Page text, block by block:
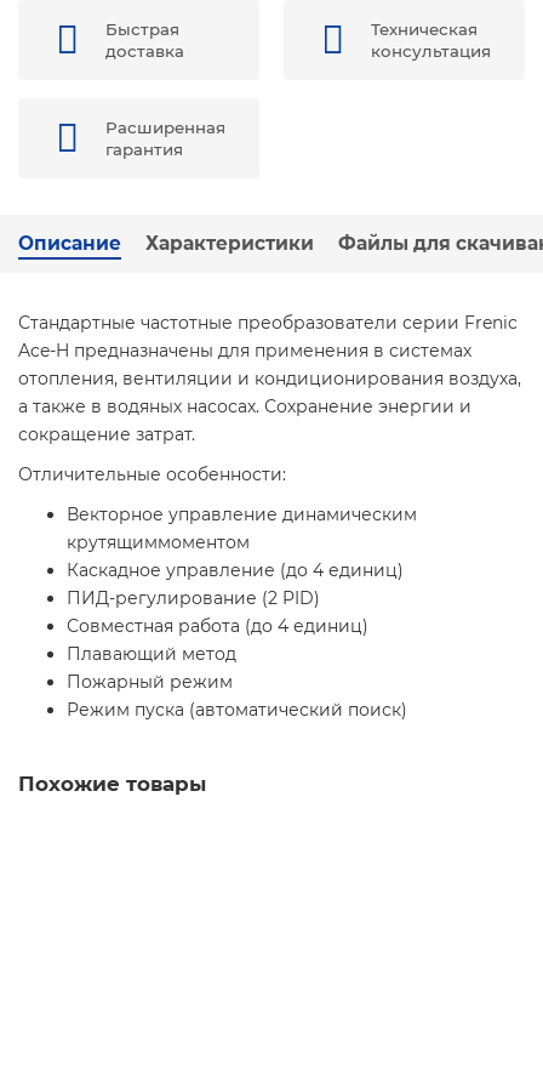
Быстрая
доставка
Техническая
консультация
Расширенная
гарантия
Описание Характеристики Файлы для
Стандартные частотные преобразователи серии Frenic
Ace-H предназначены для применения в системах
отопления, вентиляции и кондиционирования воздуха,
а также в водяных насосах. Сохранение энергии и
сокращение затрат.
Отличительные особенности:
Векторное управление динамическим
крутящиммоментом
Каскадное управление (до 4 единиц)
ПИД-регулирование (2 PID)
Совместная работа (до 4 единиц)
Плавающий метод
Пожарный режим
Режим пуска (автоматический поиск)
Автоматическое торможение
Похожие товары